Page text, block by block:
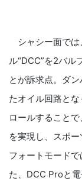
シャシー面では
ル“DCC”を2バル
とが訴求点。ダ
たオイル回路と
ロールすること
を実現し、スポ
フォートモード
た、DCC Proと